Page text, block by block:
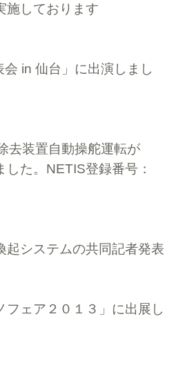
施しております
会 in 仙台」に出演しまし
去装置自動操舵運転が
た。NETIS登録番号：
起システムの共同記者発表
フェア２０１３」に出展し